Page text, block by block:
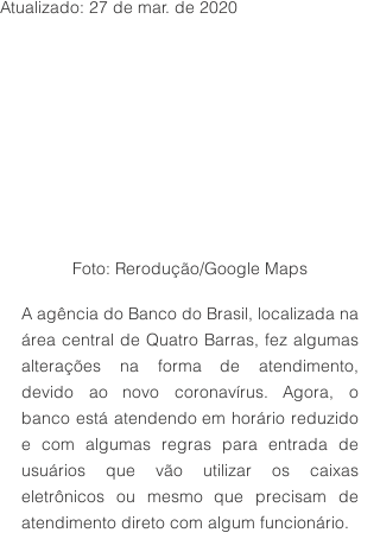
Atualizado: 27 de mar. de 2020
Foto: Rerodução/Google Maps
A agência do Banco do Brasil, localizada na
área central de Quatro Barras, fez algumas
alterações na forma de atendimento,
devido ao novo coronavírus. Agora, o
banco está atendendo em horário reduzido
e com algumas regras para entrada de
usuários que vão utilizar os caixas
eletrônicos ou mesmo que precisam de
atendimento direto com algum funcionário.